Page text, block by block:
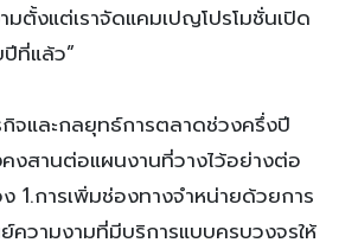
ตั้งแต่เราจัดแคมเปญโปรโมชั่นเปิด
ที่แล้ว”
กิจและกลยุทธ์การตลาดช่วงครึ่งปี
งสานต่อแผนงานที่วางไว้อย่างต่อ
1.การเพิ่มช่องทางจำหน่ายด้วยการ
ความงามที่มีบริการแบบครบวงจรให้